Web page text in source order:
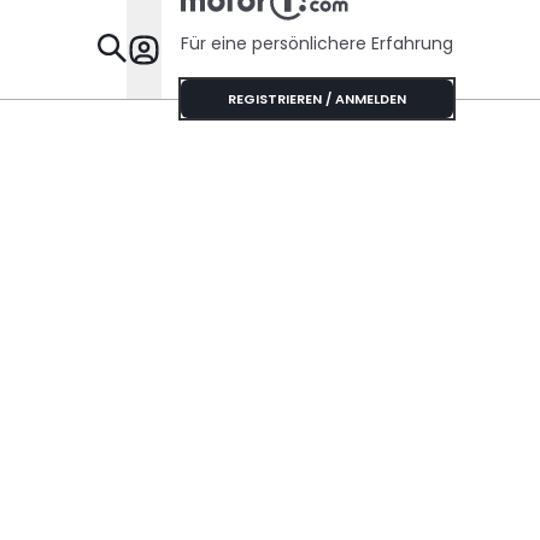
Specials
Für eine persönlichere Erfahrung
REGISTRIEREN / ANMELDEN